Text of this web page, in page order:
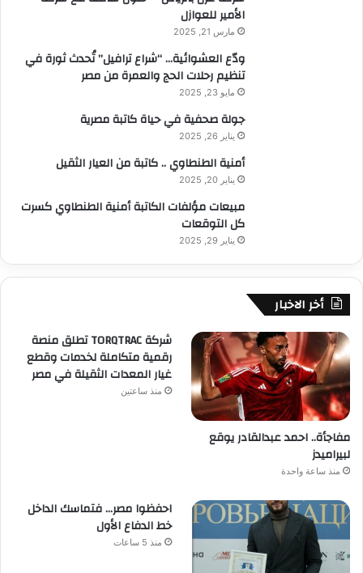
الأمير للعوازل
مارس 21, 2025
ودّع العشوائية… “شراع ترافيل” تُحدث ثورة في
تنظيم رحلات الحج والعمرة من مصر
مايو 23, 2025
جولة صحفية في حياة كاتبة مصرية
يناير 26, 2025
أمنية الطنطاوي .. كاتبة من العيار الثقيل
يناير 20, 2025
مبيعات مؤلفات الكاتبة أمنية الطنطاوي كسرت
كل التوقعات
يناير 29, 2025
أخر الاخبار
مفاجأة.. احمد عبدالقادر يوقع
لبيراميدز
منذ ساعة واحدة
شركة TORQTRAC تطلق منصة
رقمية متكاملة لخدمات وقطع
غيار المعدات الثقيلة في مصر
منذ ساعتين
احفظوا مصر… فتماسك الداخل
خط الدفاع الأول
منذ 5 ساعات